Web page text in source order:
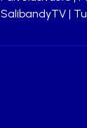
SalibandyTV |